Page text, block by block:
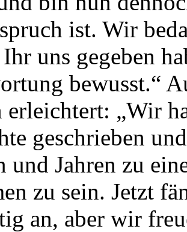
ist. Wir
uns gegeben
bewusst.“
„Wir
geschrieben
und Jahren zu
zu sein. Jetzt
an, aber wir